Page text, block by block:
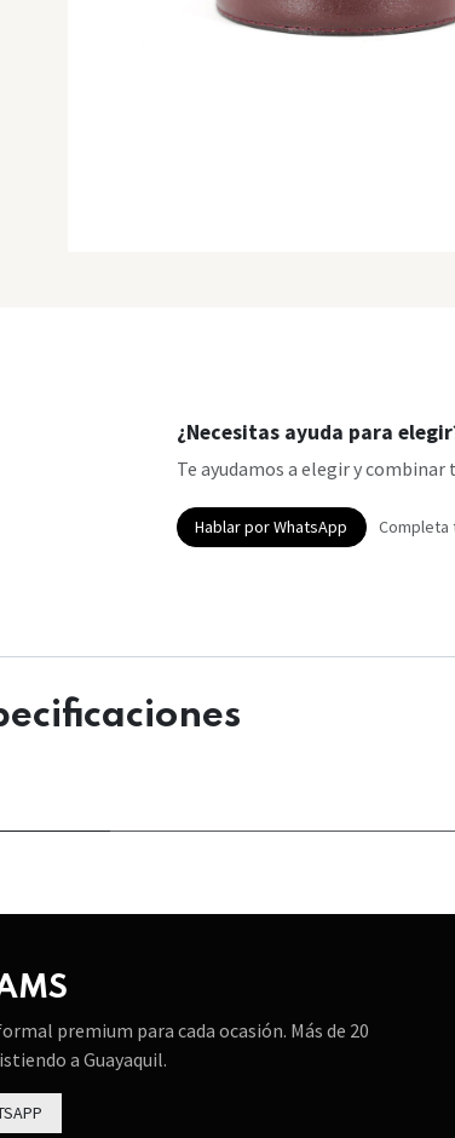
¿Necesitas ayuda para
Te ayudamos a elegir y
Hablar por WhatsApp Completa
premium para cada ocasión. Más de 20
a Guayaquil.